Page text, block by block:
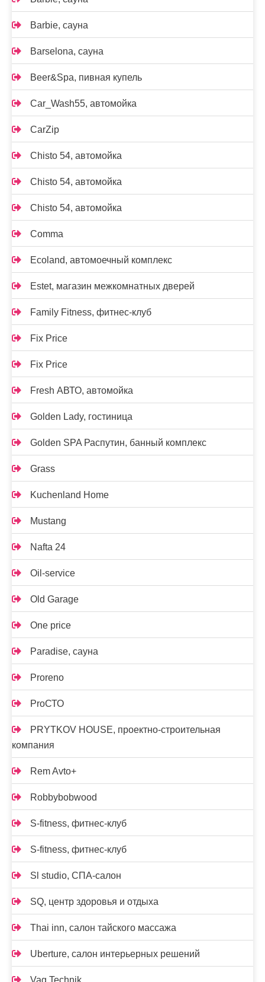
Barbie, сауна
Barselona, сауна
Beer&Spa, пивная купель
Car_Wash55, автомойка
CarZip
Chisto 54, автомойка
Chisto 54, автомойка
Chisto 54, автомойка
Comma
Ecoland, автомоечный комплекс
Estet, магазин межкомнатных дверей
Family Fitness, фитнес-клуб
Fix Price
Fix Price
Fresh АВТО, автомойка
Golden Lady, гостиница
Golden SPA Распутин, банный комплекс
Grass
Kuchenland Home
Mustang
Nafta 24
Oil-service
Old Garage
One price
Paradise, сауна
Proreno
ProСТО
PRYTKOV HOUSE, проектно-строительная
компания
Rem Avto+
Robbybobwood
S-fitness, фитнес-клуб
S-fitness, фитнес-клуб
Sl studio, СПА-салон
SQ, центр здоровья и отдыха
Thai inn, салон тайского массажа
Uberture, салон интерьерных решений
Vag Technik